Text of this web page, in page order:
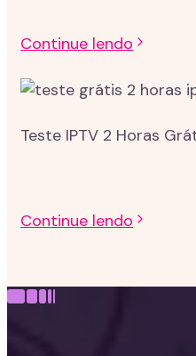
Continue lendo
Teste IPTV 2 Horas
Continue lendo